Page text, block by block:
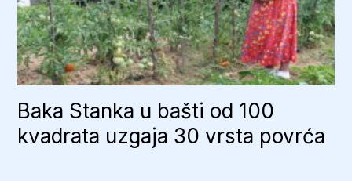
Baka Stanka u bašti od 100
kvadrata uzgaja 30 vrsta povrća